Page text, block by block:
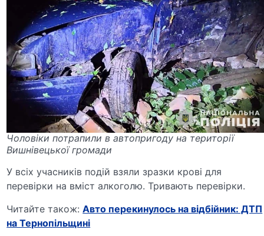
Чоловіки потрапили в автопригоду на території
Вишнівецької громади
У всіх учасників подій взяли зразки крові для
перевірки на вміст алкоголю. Тривають перевірки.
Читайте також:Авто перекинулось на відбійник: ДТП
на Тернопільщині